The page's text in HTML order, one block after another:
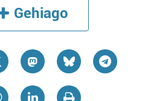
Gehiago